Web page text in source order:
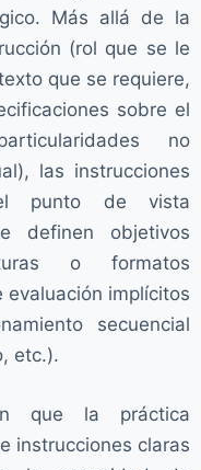
Más allá de la
(rol que se le
que se requiere,
sobre el
no
las instrucciones
punto de vista
definen objetivos
o formatos
implícitos
secuencial
etc.).
que la práctica
instrucciones claras